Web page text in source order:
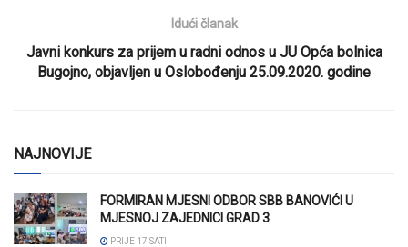
Idući članak
Javni konkurs za prijem u radni odnos u JU Opća bolnica
Bugojno, objavljen u Oslobođenju 25.09.2020. godine
NAJNOVIJE
FORMIRAN MJESNI ODBOR SBB BANOVIĆI U
MJESNOJ ZAJEDNICI GRAD 3
PRIJE 17 SATI